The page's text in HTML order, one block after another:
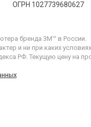
ОГРН 1027739680627
бренда 3M™ в России.
и ни при каких
РФ. Текущую цену на